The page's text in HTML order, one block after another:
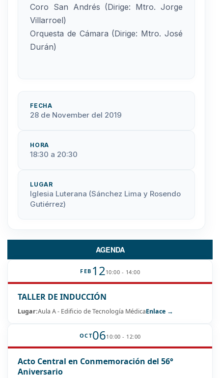
Coro San Andrés (Dirige: Mtro. Jorge
Villarroel)
Orquesta de Cámara (Dirige: Mtro. José
Durán)
FECHA
28 de November del 2019
HORA
18:30 a 20:30
LUGAR
Iglesia Luterana (Sánchez Lima y Rosendo
Gutiérrez)
AGENDA
FEB 1210:00 - 14:00
TALLER DE INDUCCIÓN
Lugar:Aula A - Edificio de Tecnología MédicaEnlace →
OCT0610:00 - 12:00
Acto Central en Conmemoración del 56°
Aniversario